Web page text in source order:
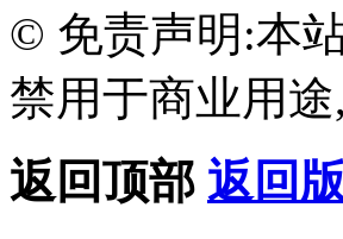
© 免责声明:本
禁用于商业用
返回顶部 返回